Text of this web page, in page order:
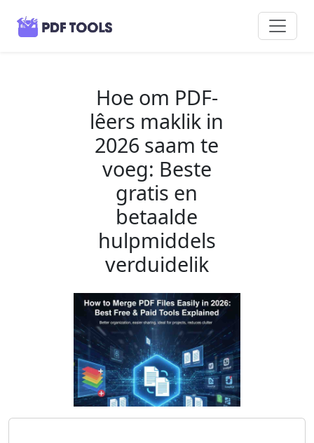
Hoe om PDF-
lêers maklik in
2026 saam te
voeg: Beste
gratis en
betaalde
hulpmiddels
verduidelik